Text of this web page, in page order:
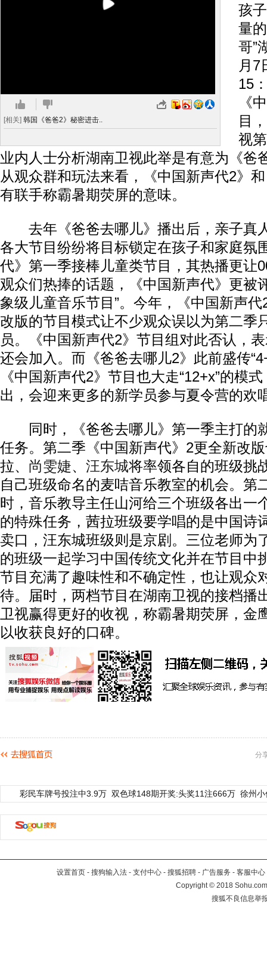
[相关] 韩国《爸爸2》秘密进击..
孩
量
哥”
月7
15
《
目
视
业内人士分析湖南卫视此举是有意为《爸
从观众群和玩法来看，《中国新声代2》
有联手称霸暑期荧屏的意味。
去年《爸爸去哪儿》播出后，亲子真
各大节目纷纷将目标锁定在孩子和家庭氛
代》第一季接棒儿童类节目，其热播更让
观众们热捧的话题，《中国新声代》更被
象级儿童音乐节目”。今年，《中国新声
改版的节目模式让不少观众误以为第二季
员。《中国新声代2》节目组对此否认，
还会加入。而《爸爸去哪儿2》此前盛传
《中国新声代2》节目也大走“12+x”的模
出，会迎来更多的新学员参与夏令营的欢
同时，《爸爸去哪儿》第一季主打的
任务。第二季《中国新声代》2更全新改
拉、 尚雯婕、 汪东城将率领各自的班级挑
自己班级命名的麦咭音乐教室的机会。第
时，音乐教导主任山河给三个班级各出一
的特殊任务，茜拉班级要学唱的是中国诗
卖口，汪东城班级则是京剧。三位老师为
的班级一起学习中国传统文化并在节目中
节目充满了趣味性和不确定性，也让观众
待。届时，两档节目在湖南卫视的接档播
卫视赢得更好的收视，称霸暑期荧屏，金
以收获良好的口碑。
分
彩民车牌号投注中3.9万 双色球148期开奖:头奖11注666万 徐州
设置首页 - 搜狗输入法 - 支付中心 - 搜狐招聘 - 广告服务 - 客服中心
Copyright©2018
搜狐不良信息举